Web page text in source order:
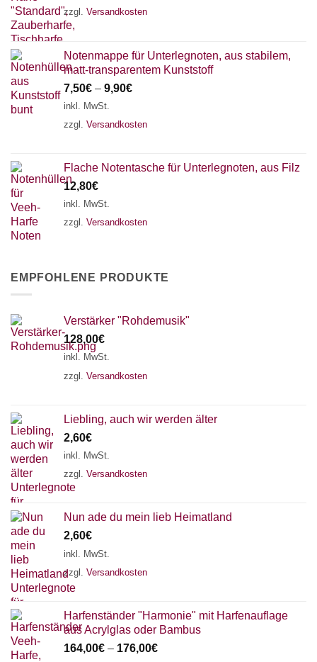
zzgl. Versandkosten
Notenmappe für Unterlegnoten, aus stabilem,
matt-transparentem Kunststoff
7,50€ – 9,90€
inkl. MwSt.
zzgl. Versandkosten
Flache Notentasche für Unterlegnoten, aus Filz
12,80€
inkl. MwSt.
zzgl. Versandkosten
EMPFOHLENE PRODUKTE
Verstärker "Rohdemusik"
128,00€
inkl. MwSt.
zzgl. Versandkosten
Liebling, auch wir werden älter
2,60€
inkl. MwSt.
zzgl. Versandkosten
Nun ade du mein lieb Heimatland
2,60€
inkl. MwSt.
zzgl. Versandkosten
Harfenständer "Harmonie" mit Harfenauflage
aus Acrylglas oder Bambus
164,00€ – 176,00€